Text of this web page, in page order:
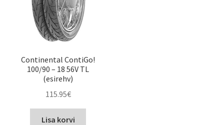
Continental ContiGo!
100/90 – 18 56V TL
(esirehv)
115.95€
Lisa korvi